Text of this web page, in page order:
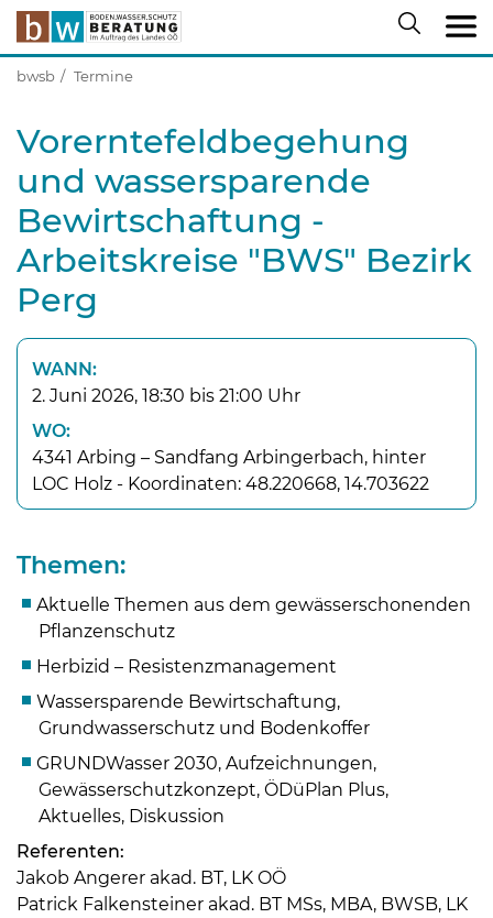
bwsb Termine
Vorerntefeldbegehung
und wassersparende
Bewirtschaftung -
Arbeitskreise "BWS" Bezirk
Perg
WANN:
2. Juni 2026, 18:30 bis 21:00 Uhr
WO:
4341 Arbing – Sandfang Arbingerbach, hinter
LOC Holz - Koordinaten: 48.220668, 14.703622
Themen:
Aktuelle Themen aus dem gewässerschonenden
Pflanzenschutz
Herbizid – Resistenzmanagement
Wassersparende Bewirtschaftung,
Grundwasserschutz und Bodenkoffer
GRUNDWasser 2030, Aufzeichnungen,
Gewässerschutzkonzept, ÖDüPlan Plus,
Aktuelles, Diskussion
Referenten:
Jakob Angerer akad. BT, LK OÖ
Patrick Falkensteiner akad. BT MSs, MBA, BWSB, LK